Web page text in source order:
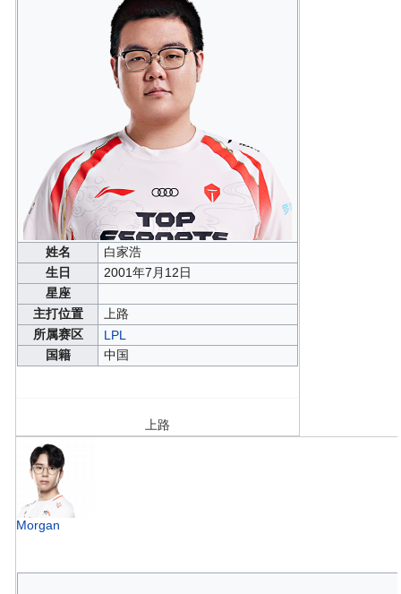
姓名
白家浩
生日
2001年7月12日
星座
主打位置
上路
所属赛区
LPL
国籍
中国
上路
Morgan